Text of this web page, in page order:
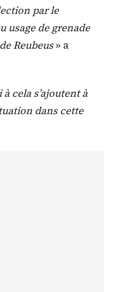
par le
usage de grenade
Reubeus» a
cela s’ajoutent à
dans cette